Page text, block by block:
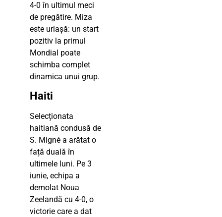
4-0 în ultimul meci
de pregătire. Miza
este uriașă: un start
pozitiv la primul
Mondial poate
schimba complet
dinamica unui grup.
Haiti
Selecționata
haitiană condusă de
S. Migné a arătat o
față duală în
ultimele luni. Pe 3
iunie, echipa a
demolat Noua
Zeelandă cu 4-0, o
victorie care a dat